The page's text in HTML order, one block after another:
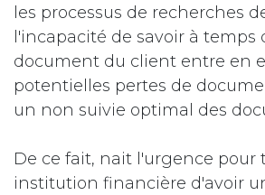
les processus de recherches
l'incapacité de savoir à temps
document du client entre en
potentielles pertes de
un non suivie optimal des
De ce fait, nait l'urgence pour
institution financière d'avoir